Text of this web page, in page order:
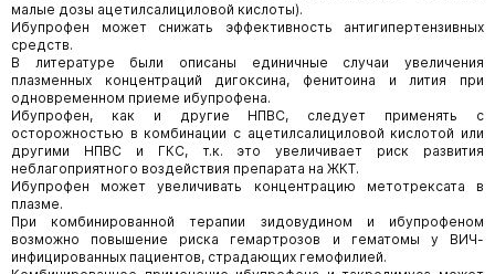
малые дозы ацетилсалициловой кислоты).
Ибупрофен может снижать эффективность антигипертензивных
средств.
В литературе были описаны единичные случаи увеличения
плазменных концентраций дигоксина, фенитоина и лития при
одновременном приеме ибупрофена.
Ибупрофен, как и другие НПВС, следует применять с
осторожностью в комбинации с ацетилсалициловой кислотой или
другими НПВС и ГКС, т.к. это увеличивает риск развития
неблагоприятного воздействия препарата на ЖКТ.
Ибупрофен может увеличивать концентрацию метотрексата в
плазме.
При комбинированной терапии зидовудином и ибупрофеном
возможно повышение риска гемартрозов и гематомы у ВИЧ-
инфицированных пациентов, страдающих гемофилией.